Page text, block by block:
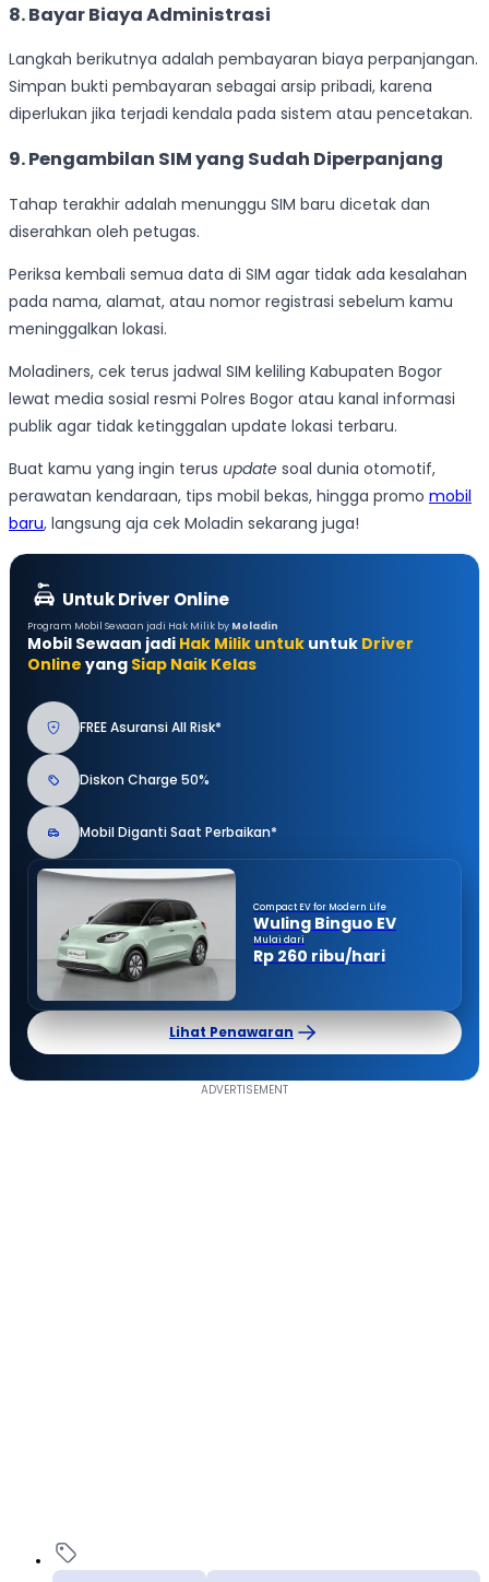
8. Bayar Biaya Administrasi
Langkah berikutnya adalah pembayaran biaya perpanjangan.
Simpan bukti pembayaran sebagai arsip pribadi, karena
diperlukan jika terjadi kendala pada sistem atau pencetakan.
9. Pengambilan SIM yang Sudah Diperpanjang
Tahap terakhir adalah menunggu SIM baru dicetak dan
diserahkan oleh petugas.
Periksa kembali semua data di SIM agar tidak ada kesalahan
pada nama, alamat, atau nomor registrasi sebelum kamu
meninggalkan lokasi.
Moladiners, cek terus jadwal SIM keliling Kabupaten Bogor
lewat media sosial resmi Polres Bogor atau kanal informasi
publik agar tidak ketinggalan update lokasi terbaru.
Buat kamu yang ingin terus update soal dunia otomotif,
perawatan kendaraan, tips mobil bekas, hingga promo mobil
baru, langsung aja cek Moladin sekarang juga!
Untuk Driver Online
Program Mobil Sewaan jadi Hak Milik by Moladin
Mobil Sewaan jadi Hak Milik untuk untuk Driver
Online yang Siap Naik Kelas
FREE Asuransi All Risk*
Diskon Charge 50%
Mobil Diganti Saat Perbaikan*
Compact EV for Modern Life
Wuling Binguo EV
Mulai dari
Rp 260 ribu/hari
Lihat Penawaran